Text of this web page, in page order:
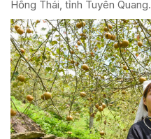
Hồng Thái, tỉnh Tuyên Quang.